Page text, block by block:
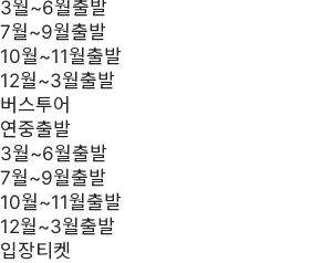
3월~6월출발
7월~9월출발
10월~11월출발
12월~3월출발
버스투어
연중출발
3월~6월출발
7월~9월출발
10월~11월출발
12월~3월출발
입장티켓